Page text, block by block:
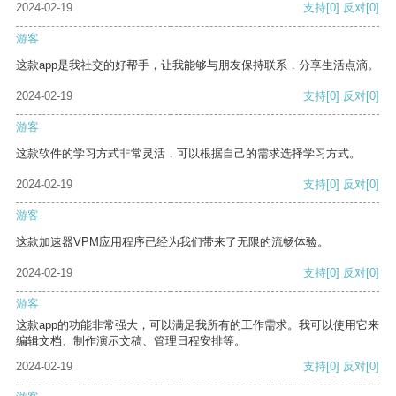
2024-02-19 支持[0] 反对[0]
游客
这款app是我社交的好帮手，让我能够与朋友保持联系，分享生活点滴。
2024-02-19 支持[0] 反对[0]
游客
这款软件的学习方式非常灵活，可以根据自己的需求选择学习方式。
2024-02-19 支持[0] 反对[0]
游客
这款加速器VPM应用程序已经为我们带来了无限的流畅体验。
2024-02-19 支持[0] 反对[0]
游客
这款app的功能非常强大，可以满足我所有的工作需求。我可以使用它来
编辑文档、制作演示文稿、管理日程安排等。
2024-02-19
支持[0] 反对[0]